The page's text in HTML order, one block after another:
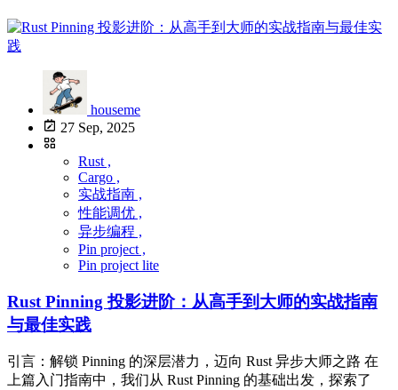
houseme
27 Sep, 2025
Rust ,
Cargo ,
实战指南 ,
性能调优 ,
异步编程 ,
Pin project ,
Pin project lite
Rust Pinning 投影进阶：从高手到大师的实战指南
与最佳实践
引言：解锁 Pinning 的深层潜力，迈向 Rust 异步大师之路 在
上篇入门指南中，我们从 Rust Pinning 的基础出发，探索了